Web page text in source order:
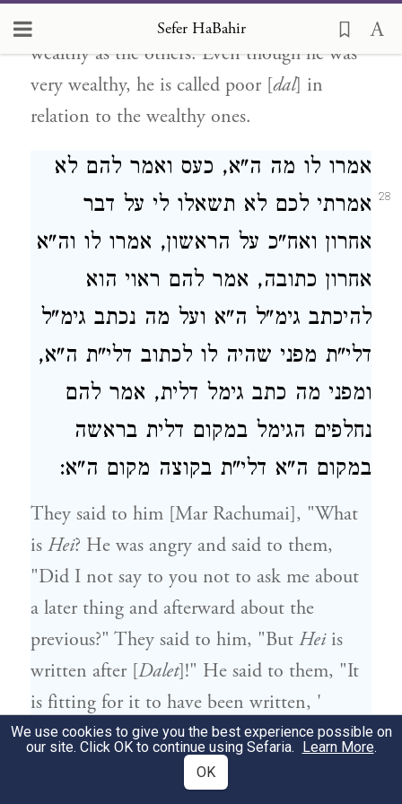
Sefer HaBahir
them were rich, one of them was not as
wealthy as the others. Even though he was
very wealthy, he is called poor [dal] in
relation to the wealthy ones.
28
אמרו לו מה ה"א, כעס ואמר להם לא
אמרתי לכם לא תשאלו לי על דבר
אחרון ואח"כ על הראשון, אמרו לו וה"א
אחרון כתובה, אמר להם ראוי הוא
להיכתב גימ"ל ה"א ועל מה נכתב גימ"ל
דלי"ת מפני שהיה לו לכתוב דלי"ת ה"א,
ומפני מה כתב גימל דלית, אמר להם
נחלפים הגימל במקום דלית בראשה
במקום ה"א דלי"ת בקוצה מקום ה"א:
They said to him [Mar Rachumai], "What
is Hei? He was angry and said to them,
"Did I not say to you not to ask me about
a later thing and afterward about the
previous?" They said to him, "But Heiis
written after [Dalet]!" He said to them, "It
is fitting for it to have been written, '
Gimmel Hei,' so why is it written, 'Gimmel
'?" He said to them, "The
switched in place ofDalet
We use cookies to give you the best experience possible on
our site. Click OK to continue using Sefaria. Learn More.
OK